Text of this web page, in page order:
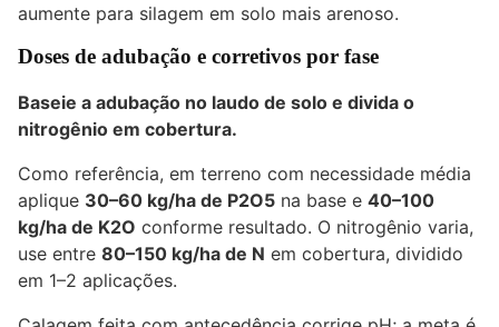
aumente para silagem em solo mais arenoso.
Doses de adubação e corretivos por fase
Baseie a adubação no laudo de solo e divida o
nitrogênio em cobertura.
Como referência, em terreno com necessidade média
aplique 30–60 kg/ha de P2O5 na base e 40–100
kg/ha de K2O conforme resultado. O nitrogênio varia,
use entre 80–150 kg/ha de N em cobertura, dividido
em 1–2 aplicações.